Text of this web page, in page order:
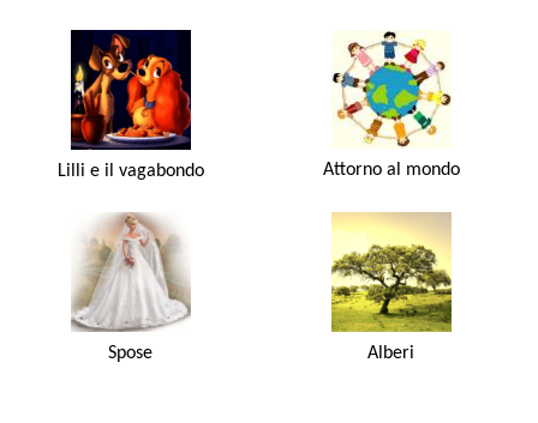
Lilli e il vagabondo Attorno al mondo
Spose Alberi